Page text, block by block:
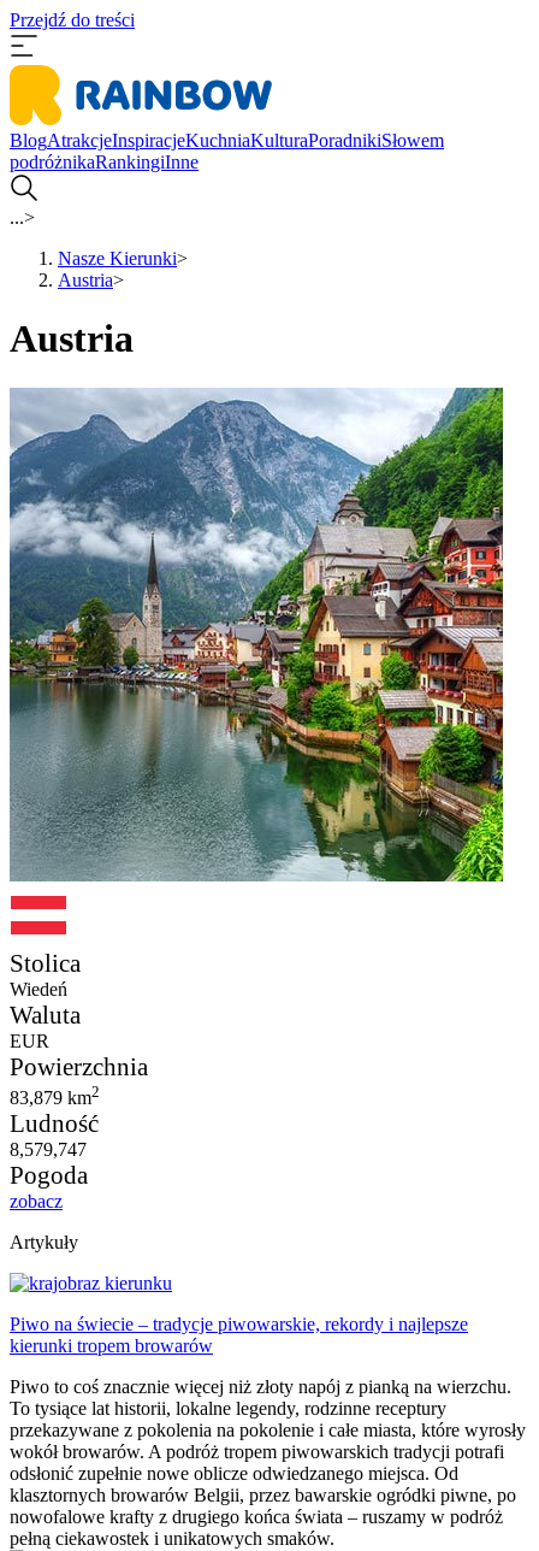
Przejdź do treści
BlogAtrakcjeInspiracjeKuchniaKulturaPoradnikiSłowem
podróżnikaRankingiInne
...>
Nasze Kierunki>
Austria>
Austria
Stolica
Wiedeń
Waluta
EUR
Powierzchnia
83,879 km2
Ludność
8,579,747
Pogoda
zobacz
Artykuły
Piwo na świecie – tradycje piwowarskie, rekordy i najlepsze
kierunki tropem browarów
Piwo to coś znacznie więcej niż złoty napój z pianką na wierzchu.
To tysiące lat historii, lokalne legendy, rodzinne receptury
przekazywane z pokolenia na pokolenie i całe miasta, które wyrosły
wokół browarów. A podróż tropem piwowarskich tradycji potrafi
odsłonić zupełnie nowe oblicze odwiedzanego miejsca. Od
klasztornych browarów Belgii, przez bawarskie ogródki piwne, po
nowofalowe krafty z drugiego końca świata – ruszamy w podróż
pełną ciekawostek i unikatowych smaków.